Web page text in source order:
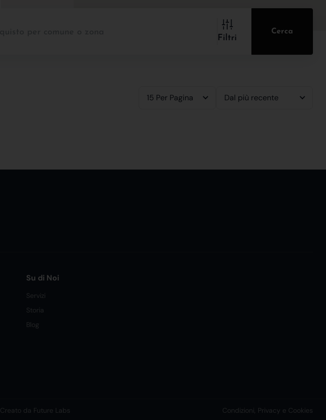
Filtri
Cerca
15 Per Pagina Dal più recente
Su di Noi
Servizi
Storia
Blog
Creato da Future Labs Condizioni, Privacy e Cookies